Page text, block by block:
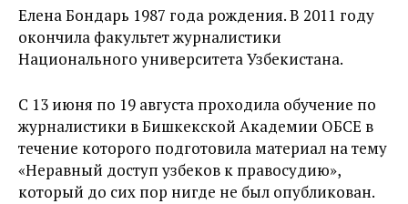
Елена Бондарь 1987 года рождения. В 2011 году
окончила факультет журналистики
Национального университета Узбекистана.
С 13 июня по 19 августа проходила обучение по
журналистики в Бишкекской Академии ОБСЕ в
течение которого подготовила материал на тему
«Неравный доступ узбеков к правосудию»,
который до сих пор нигде не был опубликован.